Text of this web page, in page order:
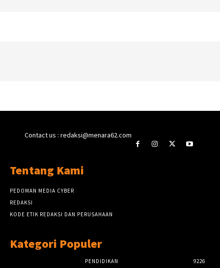
Contact us : redaksi@menara62.com
Tentang Kami
PEDOMAN MEDIA CYBER
REDAKSI
KODE ETIK REDAKSI DAN PERUSAHAAN
Kategori Populer
PENDIDIKAN 9226